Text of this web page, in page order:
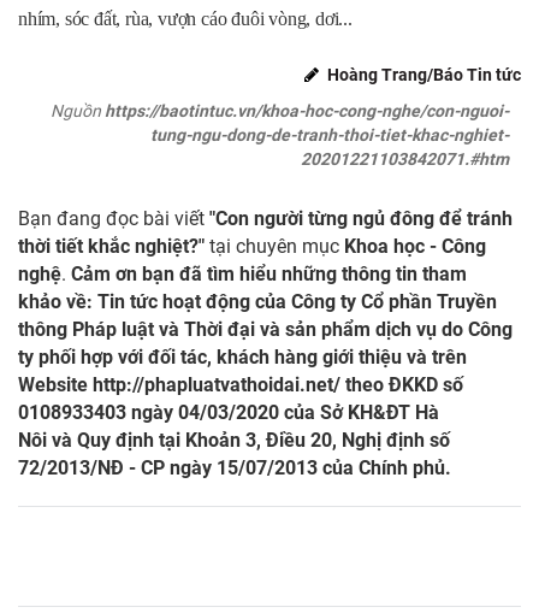
nhím, sóc đất, rùa, vượn cáo đuôi vòng, dơi...
Hoàng Trang/Báo Tin tức
Nguồn https://baotintuc.vn/khoa-hoc-cong-nghe/con-nguoi-
tung-ngu-dong-de-tranh-thoi-tiet-khac-nghiet-
20201221103842071.#htm
Bạn đang đọc bài viết "Con người từng ngủ đông để tránh
thời tiết khắc nghiệt?" tại chuyên mục Khoa học - Công
nghệ. Cảm ơn bạn đã tìm hiểu những thông tin tham
khảo về: Tin tức hoạt động của Công ty Cổ phần Truyền
thông Pháp luật và Thời đại và sản phẩm dịch vụ do Công
ty phối hợp với đối tác, khách hàng giới thiệu và trên
Website http://phapluatvathoidai.net/ theo ĐKKD số
0108933403 ngày 04/03/2020 của Sở KH&ĐT Hà
Nôi và Quy định tại Khoản 3, Điều 20, Nghị định số
72/2013/NĐ - CP ngày 15/07/2013 của Chính phủ.